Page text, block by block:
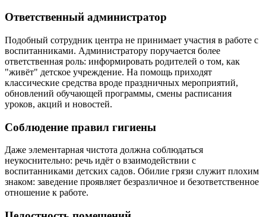
Ответственный администратор
Подобный сотрудник центра не принимает участия в работе с
воспитанниками. Администратору поручается более
ответственная роль: информировать родителей о том, как
"живёт" детское учреждение. На помощь приходят
классические средства вроде праздничных мероприятий,
обновлений обучающей программы, смены расписания
уроков, акций и новостей.
Соблюдение правил гигиены
Даже элементарная чистота должна соблюдаться
неукоснительно: речь идёт о взаимодействии с
воспитанниками детских садов. Обилие грязи служит плохим
знаком: заведение проявляет безразличное и безответственное
отношение к работе.